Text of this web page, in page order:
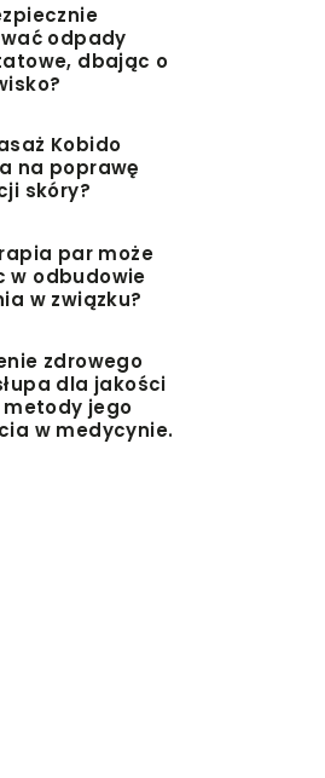
odpady
dbając o
Kobido
na poprawę
skóry?
par może
w odbudowie
w związku?
zdrowego
dla jakości
metody jego
w medycynie.